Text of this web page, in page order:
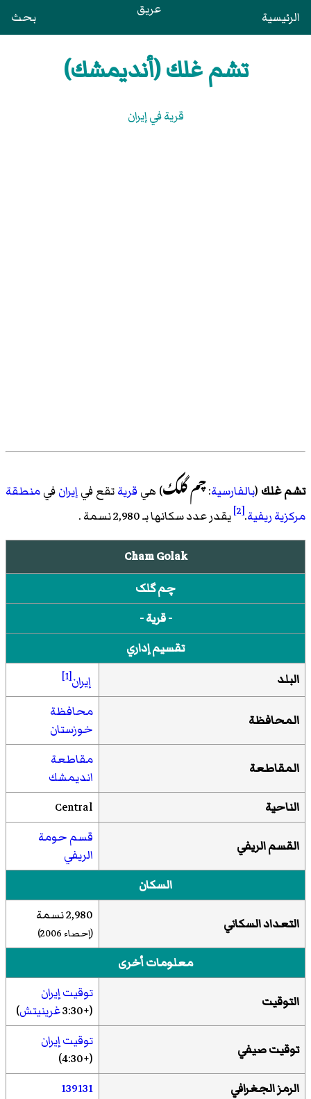
الرئيسية عريق بحث
تشم غلك (أنديمشك)
قرية في إيران
تشم غلك (بالفارسية:چم‌ گلک) هي قريةتقع فيإيرانفيمنطقة
مركزية ريفية.
[2] يقدر عدد سكانها بـ 2,980 نسمة .
Cham Golak
چم گلک
- قرية -
تقسيم إداري
البلد
إيران[1]
المحافظة
محافظة
خوزستان
المقاطعة
مقاطعة
انديمشك
الناحية
Central
القسم الريفي
قسم حومة
الريفي
السكان
التعداد السكاني 2,980 نسمة
(إحصاء 2006)
معلومات أخرى
التوقيت
توقيت إيران
(+3:30
غرينيتش)
توقيت صيفي
توقيت إيران
(+4:30)
الرمز الجغرافي
139131